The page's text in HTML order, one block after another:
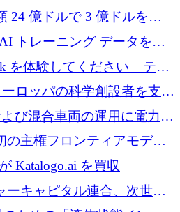
24 億ドルで 3 億ドルを調
AI トレーニング データを拡
万ドルのプレシードを調達
を体験してください – テク
ッパのイノベーションの未
ーロッパの科学創設者を支援
万ドルを調達
び混合車両の運用に電力を
万ユーロを寄付
の主権フロンティアモデル
保Katalogo.ai を買収
ーキャピタル連合、次世代
成長に向けて機関投資家へ